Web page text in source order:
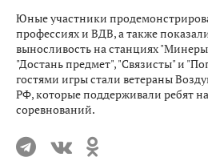
Юные участники
профессиях и ВДВ, а также
выносливость на станциях
"Достань предмет", "Связисты" и
гостями игры стали ветераны
РФ, которые поддерживали ребят на
соревнований.